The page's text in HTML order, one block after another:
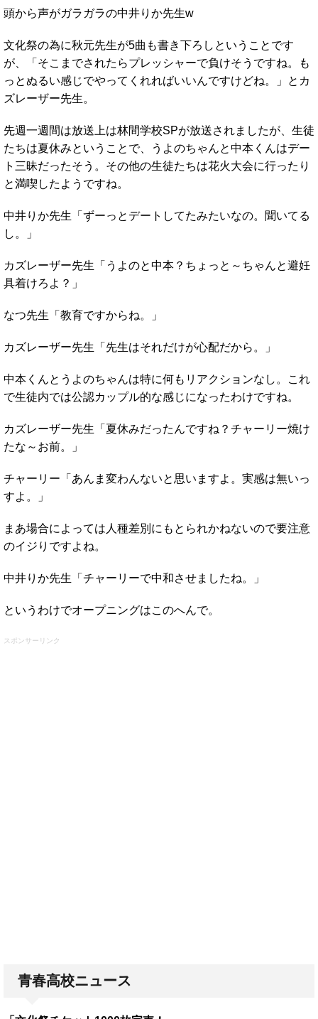
頭から声がガラガラの中井りか先生w
文化祭の為に秋元先生が5曲も書き下ろしということです
が、「そこまでされたらプレッシャーで負けそうですね。も
っとぬるい感じでやってくれればいいんですけどね。」とカ
ズレーザー先生。
先週一週間は放送上は林間学校SPが放送されましたが、生徒
たちは夏休みということで、うよのちゃんと中本くんはデー
ト三昧だったそう。その他の生徒たちは花火大会に行ったり
と満喫したようですね。
中井りか先生「ずーっとデートしてたみたいなの。聞いてる
し。」
カズレーザー先生「うよのと中本？ちょっと～ちゃんと避妊
具着けろよ？」
なつ先生「教育ですからね。」
カズレーザー先生「先生はそれだけが心配だから。」
中本くんとうよのちゃんは特に何もリアクションなし。これ
で生徒内では公認カップル的な感じになったわけですね。
カズレーザー先生「夏休みだったんですね？チャーリー焼け
たな～お前。」
チャーリー「あんま変わんないと思いますよ。実感は無いっ
すよ。」
まあ場合によっては人種差別にもとられかねないので要注意
のイジりですよね。
中井りか先生「チャーリーで中和させましたね。」
というわけでオープニングはこのへんで。
スポンサーリンク
青春高校ニュース